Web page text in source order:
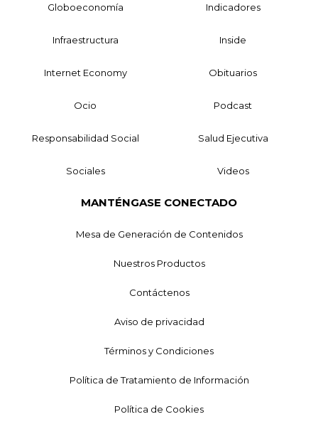
Globoeconomía Indicadores
Infraestructura Inside
Internet Economy Obituarios
Ocio Podcast
Responsabilidad Social Salud Ejecutiva
Sociales Videos
MANTÉNGASE CONECTADO
Mesa de Generación de Contenidos
Nuestros Productos
Contáctenos
Aviso de privacidad
Términos y Condiciones
Política de Tratamiento de Información
Política de Cookies